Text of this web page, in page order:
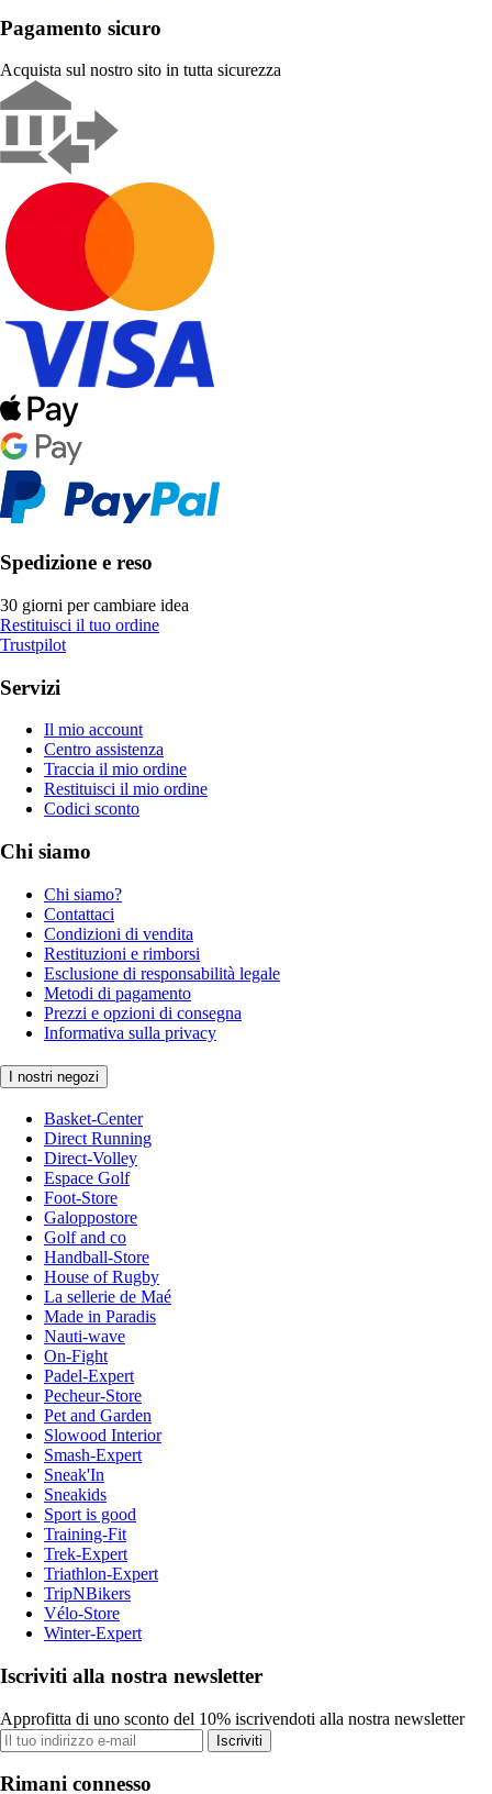
Pagamento sicuro
Acquista sul nostro sito in tutta sicurezza
Spedizione e reso
30 giorni per cambiare idea
Restituisci il tuo ordine
Trustpilot
Servizi
Il mio account
Centro assistenza
Traccia il mio ordine
Restituisci il mio ordine
Codici sconto
Chi siamo
Chi siamo?
Contattaci
Condizioni di vendita
Restituzioni e rimborsi
Esclusione di responsabilità legale
Metodi di pagamento
Prezzi e opzioni di consegna
Informativa sulla privacy
I nostri negozi
Basket-Center
Direct Running
Direct-Volley
Espace Golf
Foot-Store
Galoppostore
Golf and co
Handball-Store
House of Rugby
La sellerie de Maé
Made in Paradis
Nauti-wave
On-Fight
Padel-Expert
Pecheur-Store
Pet and Garden
Slowood Interior
Smash-Expert
Sneak'In
Sneakids
Sport is good
Training-Fit
Trek-Expert
Triathlon-Expert
TripNBikers
Vélo-Store
Winter-Expert
Iscriviti alla nostra newsletter
Approfitta di uno sconto del 10% iscrivendoti alla nostra newsletter
Iscriviti
Rimani connesso